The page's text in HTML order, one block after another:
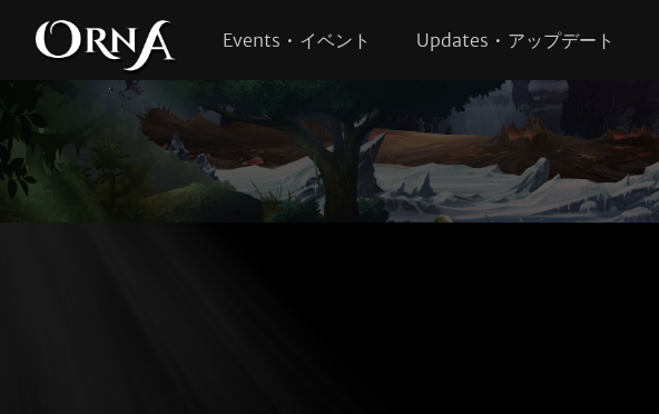
Events • イベント Updates • アップデート